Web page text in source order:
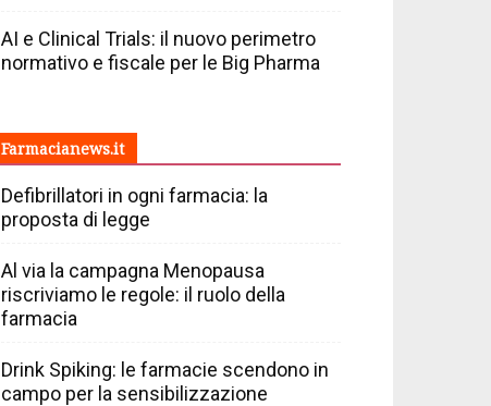
AI e Clinical Trials: il nuovo perimetro
normativo e fiscale per le Big Pharma
Farmacianews.it
Defibrillatori in ogni farmacia: la
proposta di legge
Al via la campagna Menopausa
riscriviamo le regole: il ruolo della
farmacia
Drink Spiking: le farmacie scendono in
campo per la sensibilizzazione